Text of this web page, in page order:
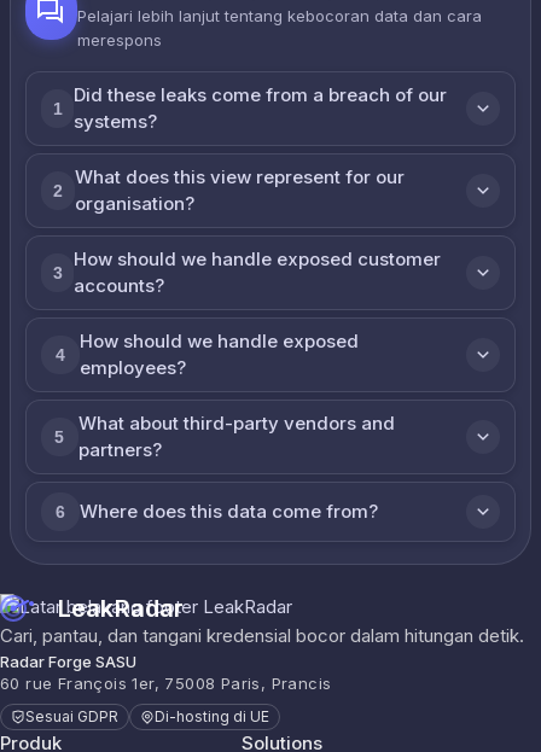
Pelajari lebih lanjut tentang kebocoran data dan cara
merespons
1
Did these leaks come from a breach of our
systems?
2
What does this view represent for our
organisation?
3
How should we handle exposed customer
accounts?
4
How should we handle exposed
employees?
5
What about third-party vendors and
partners?
6 Where does this data come from?
LeakRadar
Cari, pantau, dan tangani kredensial bocor dalam hitungan detik.
Radar Forge SASU
60 rue François 1er, 75008 Paris, Prancis
Sesuai GDPR Di-hosting di UE
Produk Solutions